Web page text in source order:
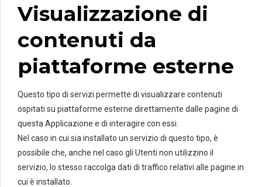
Visualizzazione di
contenuti da
piattaforme esterne
Questo tipo di servizi permette di visualizzare contenuti
ospitati su piattaforme esterne direttamente dalle pagine di
questa Applicazione e di interagire con essi.
Nel caso in cui sia installato un servizio di questo tipo, è
possibile che, anche nel caso gli Utenti non utilizzino il
servizio, lo stesso raccolga dati di traffico relativi alle pagine in
cui è installato.